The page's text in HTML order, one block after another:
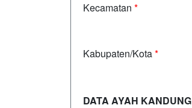
Kecamatan *
Kabupaten/Kota*
DATA AYAH KANDUNG